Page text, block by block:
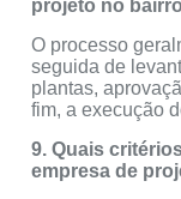
projeto no
O processo
seguida de
plantas,
fim, a execução
9. Quais
empresa de